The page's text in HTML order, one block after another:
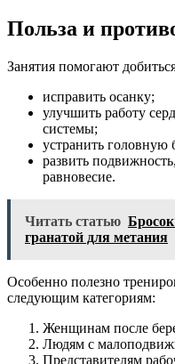
Польза и
Занятия помогают
исправить осанку;
улучшить работу
системы;
устранить головную
развить
равновесие.
Читать статью
гранатой для метания
Особенно полезно
следующим категориям:
Женщинам после
Людям с
Представителям